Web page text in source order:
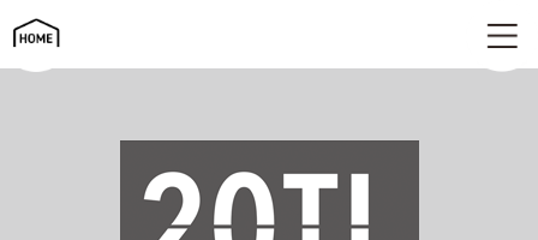
ミニマムスタイルの家 | 20TL